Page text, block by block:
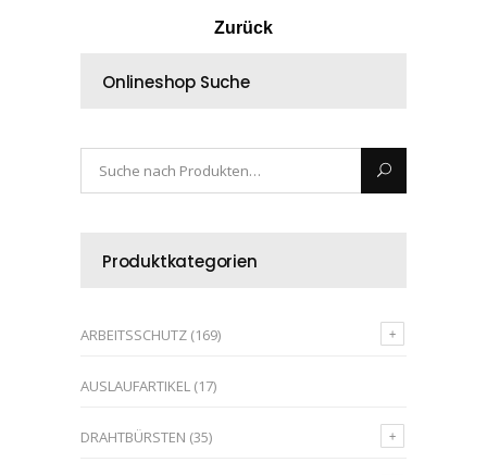
Zurück
Onlineshop Suche
Produktkategorien
ARBEITSSCHUTZ (169)
AUSLAUFARTIKEL (17)
DRAHTBÜRSTEN (35)